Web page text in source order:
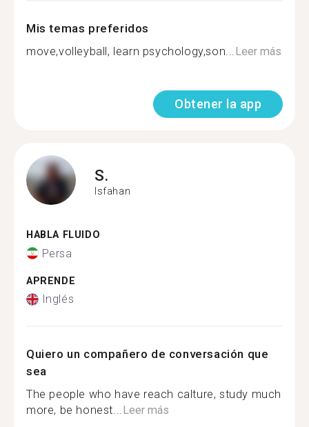
Mis temas preferidos
move,volleyball, learn psychology,son...Leer más
Obtener la app
S.
Isfahan
HABLA FLUIDO
Persa
APRENDE
Inglés
Quiero un compañero de conversación que
sea
The people who have reach calture, study much
more, be honest...Leer más